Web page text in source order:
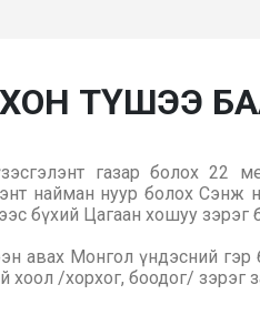
ТҮШЭЭ
газар болох 22
найман нуур болох
бүхий Цагаан хошуу зэрэг
авах Монгол үндэсний
хоол /хорхог, боодог/ зэрэг